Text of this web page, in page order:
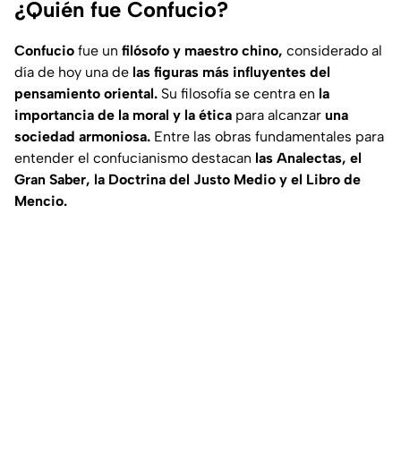
¿Quién fue Confucio?
Confucio fue un filósofo y maestro chino, considerado al
día de hoy una de las figuras más influyentes del
pensamiento oriental. Su filosofía se centra en la
importancia de la moral y la ética para alcanzar una
sociedad armoniosa. Entre las obras fundamentales para
entender el confucianismo destacan las Analectas, el
Gran Saber, la Doctrina del Justo Medio y el Libro de
Mencio.